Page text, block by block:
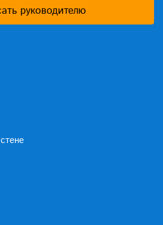
руководителю